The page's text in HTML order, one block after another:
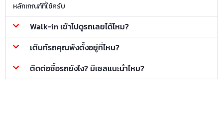
หลักเกณฑ์ที่ใช้ครับ
Walk-in เข้าไปดูรถเลยได้ไหม?
เต๊นท์รถคุณพ้งตั้งอยู่ที่ไหน?
ติดต่อซื้อรถยังไง? มีเซลแนะนำไหม?